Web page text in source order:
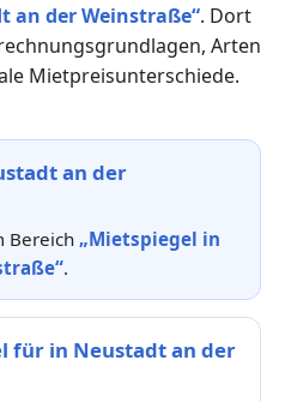
an der Weinstraße“. Dort
Arten
Mietpreisunterschiede.
an der
Bereich „Mietspiegel in
.
für in Neustadt an der